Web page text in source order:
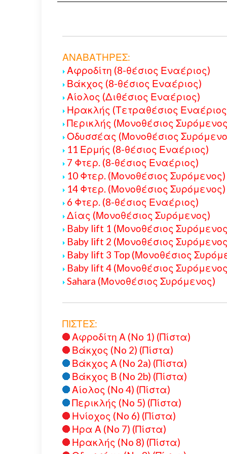
ΑΝΑΒΑΤΗΡΕΣ:
Αφροδίτη (8-θέσιος Εναέριος)
Βάκχος (8-θέσιος Εναέριος)
Αίολος (Διθέσιος Εναέριος)
Ηρακλής (Τετραθέσιος
Περικλής (Μονοθέσιος
Οδυσσέας (Μονοθέσιος
11 Ερμής (8-θέσιος Εναέριος)
7 Φτερ. (8-θέσιος Εναέριος)
10 Φτερ. (Μονοθέσιος Συρόμενος)
14 Φτερ. (Μονοθέσιος Συρόμενος)
6 Φτερ. (8-θέσιος Εναέριος)
Δίας (Μονοθέσιος Συρόμενος)
Baby lift 1 (Μονοθέσιος
Baby lift 2 (Μονοθέσιος
Baby lift 3 Top (Μονοθέσιος
Baby lift 4 (Μονοθέσιος
Sahara (Μονοθέσιος Συρόμενος)
ΠΙΣΤΕΣ:
Αφροδίτη Α (No 1) (Πίστα)
Βάκχος (No 2) (Πίστα)
Βάκχος A (No 2a) (Πίστα)
Βάκχος B (No 2b) (Πίστα)
Αίολος (No 4) (Πίστα)
Περικλής (No 5) (Πίστα)
Ηνίοχος (No 6) (Πίστα)
Ηρα Α (No 7) (Πίστα)
Ηρακλής (No 8) (Πίστα)